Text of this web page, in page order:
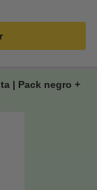
| Pack negro +